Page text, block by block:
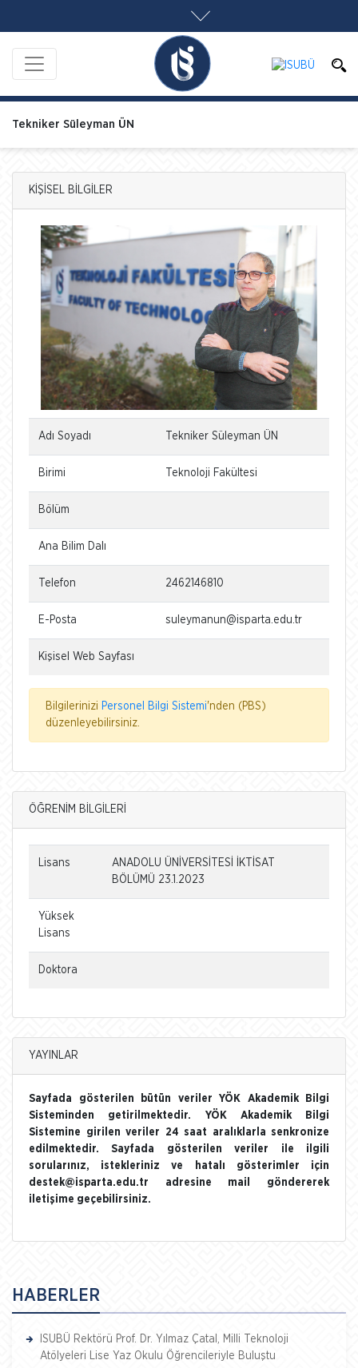
Tekniker Süleyman ÜN
KİŞİSEL BİLGİLER
Adı Soyadı Tekniker Süleyman ÜN
Birimi Teknoloji Fakültesi
Bölüm
Ana Bilim Dalı
Telefon 2462146810
E-Posta suleymanun@isparta.edu.tr
Kişisel Web Sayfası
Bilgilerinizi Personel Bilgi Sistemi'nden (PBS)
düzenleyebilirsiniz.
ÖĞRENİM BİLGİLERİ
Lisans
ANADOLU ÜNİVERSİTESİ İKTİSAT
BÖLÜMÜ 23.1.2023
Yüksek
Lisans
Doktora
YAYINLAR
Sayfada gösterilen bütün veriler YÖK Akademik Bilgi
Sisteminden getirilmektedir. YÖK Akademik Bilgi
Sistemine girilen veriler 24 saat aralıklarla senkronize
edilmektedir. Sayfada gösterilen veriler ile ilgili
sorularınız, istekleriniz ve hatalı gösterimler için
destek@isparta.edu.tr adresine mail göndererek
iletişime geçebilirsiniz.
HABERLER
ISUBÜ Rektörü Prof. Dr. Yılmaz Çatal, Milli Teknoloji
Atölyeleri Lise Yaz Okulu Öğrencileriyle Buluştu